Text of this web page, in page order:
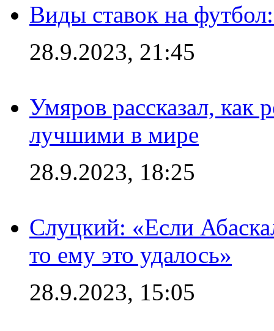
Виды ставок на
28.9.2023, 21:45
Умяров рассказал, как
лучшими в мире
28.9.2023, 18:25
Слуцкий: «Если
то ему это удалось»
28.9.2023, 15:05